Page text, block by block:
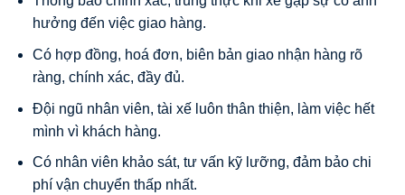
hưởng đến việc giao hàng.
Có hợp đồng, hoá đơn, biên bản giao nhận hàng rõ
ràng, chính xác, đầy đủ.
Đội ngũ nhân viên, tài xế luôn thân thiện, làm việc hết
mình vì khách hàng.
Có nhân viên khảo sát, tư vấn kỹ lưỡng, đảm bảo chi
phí vận chuyển thấp nhất.